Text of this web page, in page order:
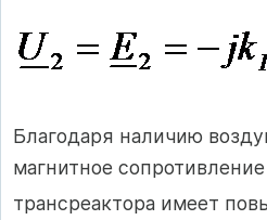
Благодаря наличию
магнитное сопротивление
трансреактора имеет